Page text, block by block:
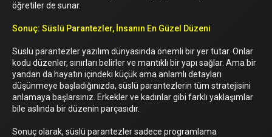
öğretiler de sunar.
Sonuç: Süslü Parantezler, İnsanın En Güzel Düzeni
Süslü parantezler yazılım dünyasında önemli bir yer tutar. Onlar
kodu düzenler, sınırları belirler ve mantıklı bir yapı sağlar. Ama bir
yandan da hayatın içindeki küçük ama anlamlı detayları
düşünmeye başladığınızda, süslü parantezlerin tüm stratejisini
anlamaya başlarsınız. Erkekler ve kadınlar gibi farklı yaklaşımlar
bile aslında bir düzenin parçasıdır.
Sonuç olarak, süslü parantezler sadece programlama